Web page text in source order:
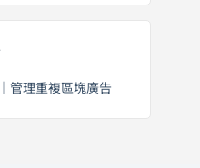
管理重複區塊廣告